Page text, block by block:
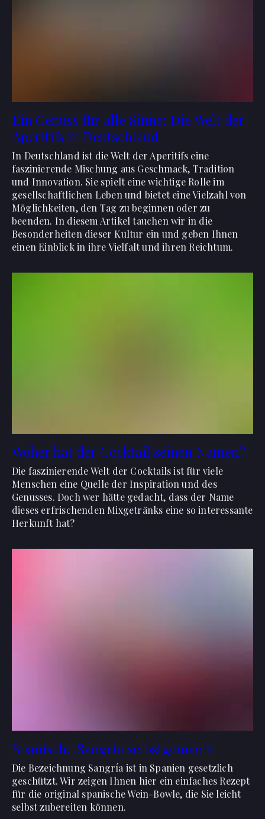
Ein Genuss für alle Sinne: Die Welt der
Aperitifs in Deutschland
In Deutschland ist die Welt der Aperitifs eine
faszinierende Mischung aus Geschmack, Tradition
und Innovation. Sie spielt eine wichtige Rolle im
gesellschaftlichen Leben und bietet eine Vielzahl von
Möglichkeiten, den Tag zu beginnen oder zu
beenden. In diesem Artikel tauchen wir in die
Besonderheiten dieser Kultur ein und geben Ihnen
einen Einblick in ihre Vielfalt und ihren Reichtum.
Woher hat der Cocktail seinen Namen?
Die faszinierende Welt der Cocktails ist für viele
Menschen eine Quelle der Inspiration und des
Genusses. Doch wer hätte gedacht, dass der Name
dieses erfrischenden Mixgetränks eine so interessante
Herkunft hat?
Spanische Sangría selbstgemacht
Die Bezeichnung Sangría ist in Spanien gesetzlich
geschützt. Wir zeigen Ihnen hier ein einfaches Rezept
für die original spanische Wein-Bowle, die Sie leicht
selbst zubereiten können.